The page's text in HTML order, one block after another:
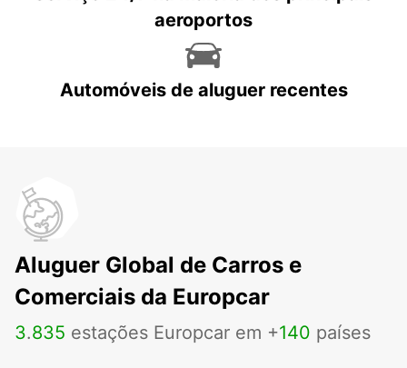
aeroportos
Automóveis de aluguer recentes
Aluguer Global de Carros e
Comerciais da Europcar
3.835 estações Europcar em +140 países